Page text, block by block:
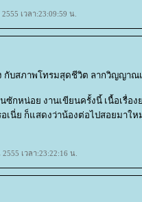
เวลา:23:09:59 น.
กับสภาพโทรมสุดชีวิต ลากวิญญาณ
ซักหน่อย งานเขียนครั้งนี้ เนื้อเรื่อ
เนี่ย ก็แสดงว่าน้องต่อไปสอยมาใ
เวลา:23:22:16 น.